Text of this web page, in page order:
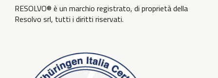
RESOLVO® è un marchio registrato, di proprietà della
Resolvo srl, tutti i diritti riservati.